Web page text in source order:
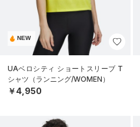
NEW
UAベロシティ ショートスリーブ T
シャツ（ランニング/WOMEN）
￥4,950